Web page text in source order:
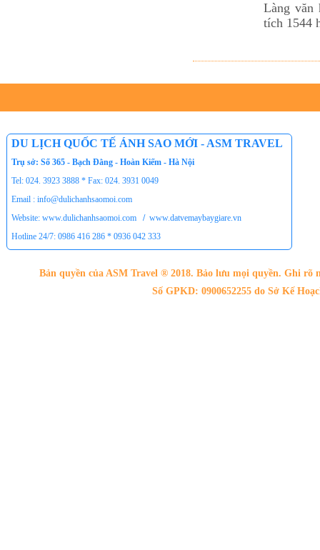
Làng văn
tích 1544
DU LỊCH QUỐC TẾ ÁNH SAO MỚI - ASM TRAVEL
Trụ sở: Số 365 - Bạch Đằng - Hoàn Kiếm - Hà Nội
Tel: 024. 3923 3888 * Fax: 024. 3931 0049
Email : info@dulichanhsaomoi.com
Website: www.dulichanhsaomoi.com
/ www.datvemaybaygiare.vn
Hotline 24/7: 0986 416 286 * 0936 042 333
Bản quyền của ASM Travel ® 2018. Bảo lưu mọi quyền. Ghi
Số GPKD: 0900652255 do Sở Kế